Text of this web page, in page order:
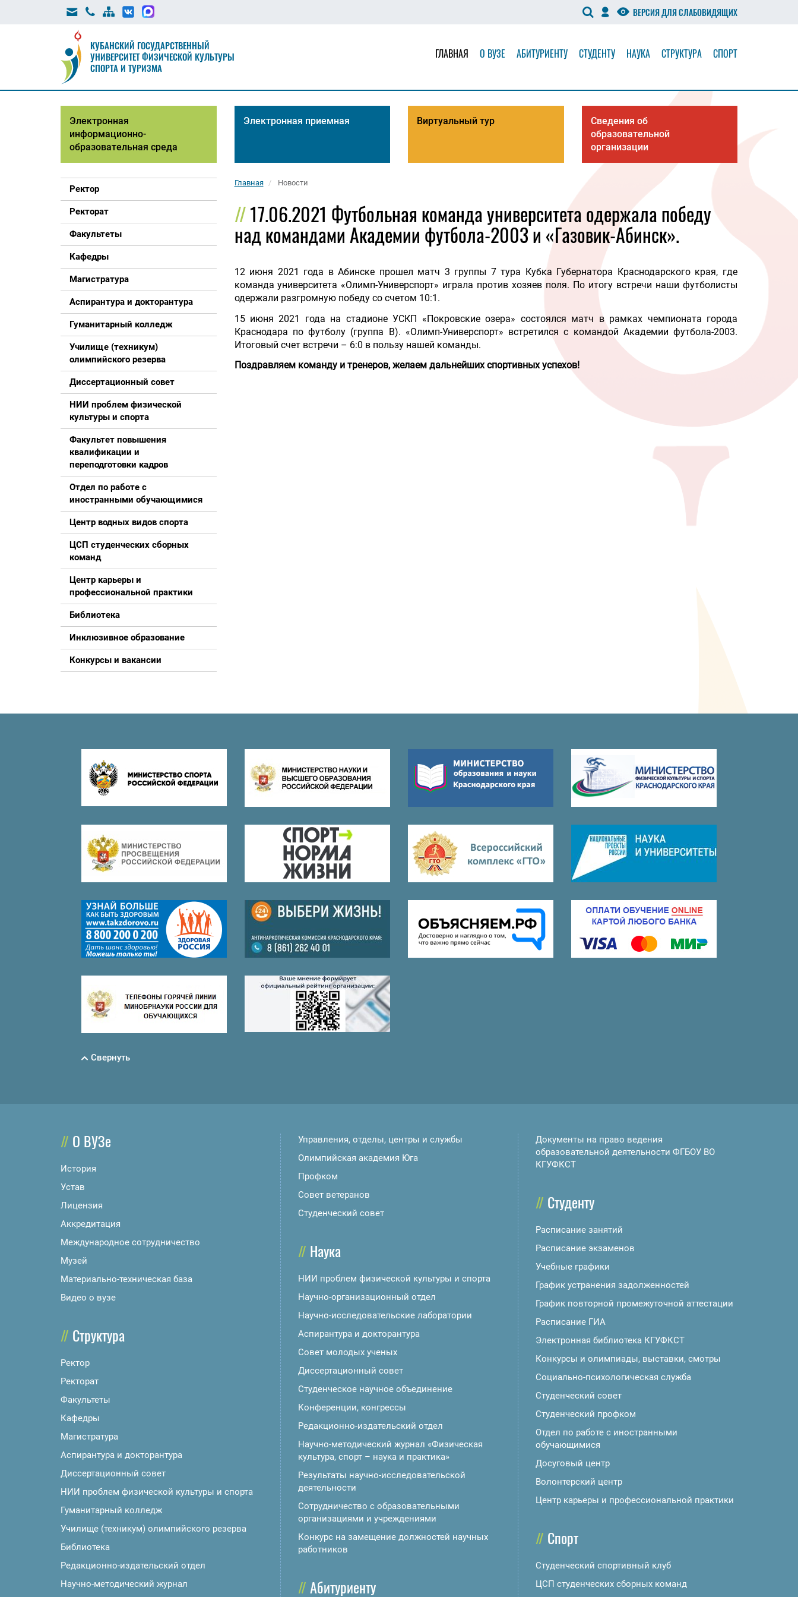
ВЕРСИЯ ДЛЯ СЛАБОВИДЯЩИХ
КУБАНСКИЙ ГОСУДАРСТВЕННЫЙ
УНИВЕРСИТЕТ ФИЗИЧЕСКОЙ КУЛЬТУРЫ
СПОРТА И ТУРИЗМА
ГЛАВНАЯ О ВУЗЕ АБИТУРИЕНТУ СТУДЕНТУ НАУКА СТРУКТУРА СПОРТ
Электронная
информационно-
образовательная среда
Электронная приемная Виртуальный тур
Сведения об
образовательной
организации
Ректор
Ректорат
Факультеты
Кафедры
Магистратура
Аспирантура и докторантура
Гуманитарный колледж
Училище (техникум)
олимпийского резерва
Диссертационный совет
НИИ проблем физической
культуры и спорта
Факультет повышения
квалификации и
переподготовки кадров
Отдел по работе с
иностранными обучающимися
Центр водных видов спорта
ЦСП студенческих сборных
команд
Центр карьеры и
профессиональной практики
Библиотека
Инклюзивное образование
Конкурсы и вакансии
Главная Новости
17.06.2021 Футбольная команда университета одержала победу
над командами Академии футбола-2003 и «Газовик-Абинск».
12 июня 2021 года в Абинске прошел матч 3 группы 7 тура Кубка Губернатора Краснодарского края, где
команда университета «Олимп-Универспорт» играла против хозяев поля. По итогу встречи наши футболисты
одержали разгромную победу со счетом 10:1.
15 июня 2021 года на стадионе УСКП «Покровские озера» состоялся матч в рамках чемпионата города
Краснодара по футболу (группа B). «Олимп-Универспорт» встретился с командой Академии футбола-2003.
Итоговый счет встречи – 6:0 в пользу нашей команды.
Поздравляем команду и тренеров, желаем дальнейших спортивных успехов!
Свернуть
О ВУЗе
История
Устав
Лицензия
Аккредитация
Международное сотрудничество
Музей
Материально-техническая база
Видео о вузе
Структура
Ректор
Ректорат
Факультеты
Кафедры
Магистратура
Аспирантура и докторантура
Диссертационный совет
НИИ проблем физической культуры и спорта
Гуманитарный колледж
Училище (техникум) олимпийского резерва
Библиотека
Редакционно-издательский отдел
Научно-методический журнал
Управления, отделы, центры и службы
Олимпийская академия Юга
Профком
Совет ветеранов
Студенческий совет
Наука
НИИ проблем физической культуры и спорта
Научно-организационный отдел
Научно-исследовательские лаборатории
Аспирантура и докторантура
Совет молодых ученых
Диссертационный совет
Студенческое научное объединение
Конференции, конгрессы
Редакционно-издательский отдел
Научно-методический журнал «Физическая
культура, спорт – наука и практика»
Результаты научно-исследовательской
деятельности
Сотрудничество с образовательными
организациями и учреждениями
Конкурс на замещение должностей научных
работников
Абитуриенту
Документы на право ведения
образовательной деятельности ФГБОУ ВО
КГУФКСТ
Студенту
Расписание занятий
Расписание экзаменов
Учебные графики
График устранения задолженностей
График повторной промежуточной аттестации
Расписание ГИА
Электронная библиотека КГУФКСТ
Конкурсы и олимпиады, выставки, смотры
Социально-психологическая служба
Студенческий совет
Студенческий профком
Отдел по работе с иностранными
обучающимися
Досуговый центр
Волонтерский центр
Центр карьеры и профессиональной практики
Спорт
Студенческий спортивный клуб
ЦСП студенческих сборных команд